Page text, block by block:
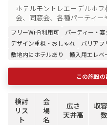
ホテルモントレエーデルホ
会、同窓会、各種パーティー
フリーWi-Fi利用可 パーティー・宴
デザイン重視・おしゃれ
バリアフ
敷地内にホテルあり
搬入用エレベ
この施設
検討
リス
ト
会
場
名
広さ
天井高
収
数